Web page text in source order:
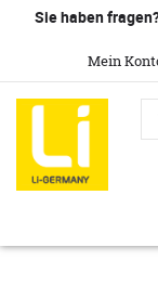
Sie haben
Mein